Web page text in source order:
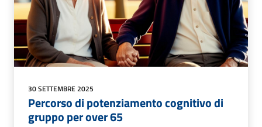
30 SETTEMBRE 2025
Percorso di potenziamento cognitivo di
gruppo per over 65